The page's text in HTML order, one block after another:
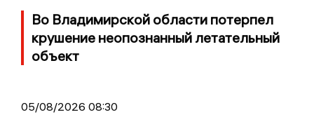
Во Владимирской области потерпел
крушение неопознанный летательный
объект
05/08/2026 08:30